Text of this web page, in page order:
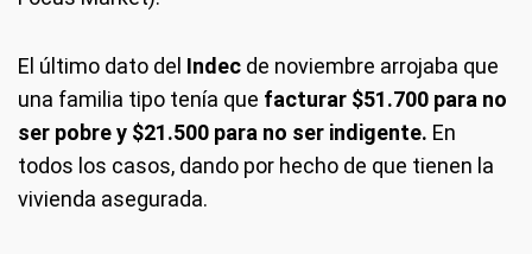
El último dato del Indec de noviembre arrojaba que
una familia tipo tenía que facturar $51.700 para no
ser pobre y $21.500 para no ser indigente. En
todos los casos, dando por hecho de que tienen la
vivienda asegurada.